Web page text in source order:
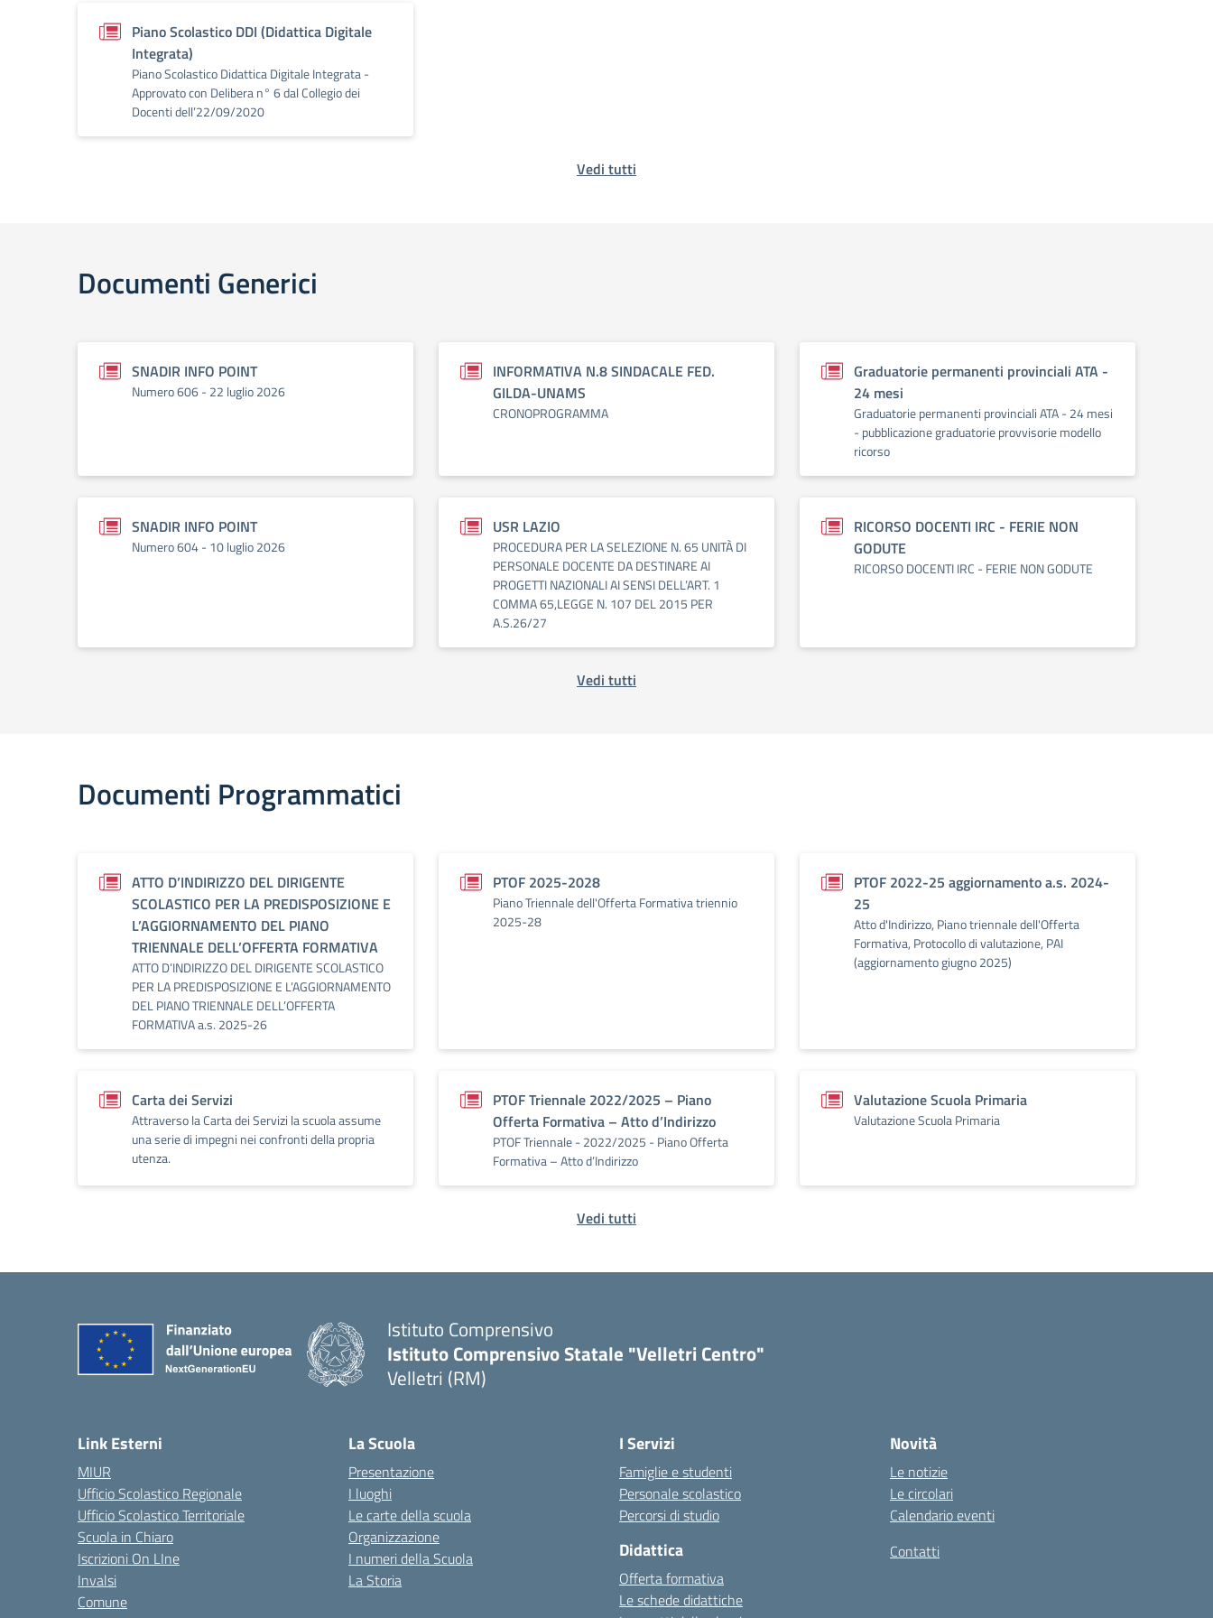
Piano Scolastico DDI (Didattica Digitale
Integrata)
Piano Scolastico Didattica Digitale Integrata -
Approvato con Delibera n° 6 dal Collegio dei
Docenti dell’22/09/2020
Vedi tutti
Documenti Generici
SNADIR INFO POINT
Numero 606 - 22 luglio 2026
INFORMATIVA N.8 SINDACALE FED.
GILDA-UNAMS
CRONOPROGRAMMA
Graduatorie permanenti provinciali ATA -
24 mesi
Graduatorie permanenti provinciali ATA - 24 mesi
- pubblicazione graduatorie provvisorie modello
ricorso
SNADIR INFO POINT
Numero 604 - 10 luglio 2026
USR LAZIO
PROCEDURA PER LA SELEZIONE N. 65 UNITÀ DI
PERSONALE DOCENTE DA DESTINARE AI
PROGETTI NAZIONALI AI SENSI DELL’ART. 1
COMMA 65,LEGGE N. 107 DEL 2015 PER
A.S.26/27
RICORSO DOCENTI IRC - FERIE NON
GODUTE
RICORSO DOCENTI IRC - FERIE NON GODUTE
Vedi tutti
Documenti Programmatici
ATTO D’INDIRIZZO DEL DIRIGENTE
SCOLASTICO PER LA PREDISPOSIZIONE E
L’AGGIORNAMENTO DEL PIANO
TRIENNALE DELL’OFFERTA FORMATIVA
ATTO D’INDIRIZZO DEL DIRIGENTE SCOLASTICO
PER LA PREDISPOSIZIONE E L’AGGIORNAMENTO
DEL PIANO TRIENNALE DELL’OFFERTA
FORMATIVA a.s. 2025-26
PTOF 2025-2028
Piano Triennale dell'Offerta Formativa triennio
2025-28
PTOF 2022-25 aggiornamento a.s. 2024-
25
Atto d'Indirizzo, Piano triennale dell'Offerta
Formativa, Protocollo di valutazione, PAI
(aggiornamento giugno 2025)
Carta dei Servizi
Attraverso la Carta dei Servizi la scuola assume
una serie di impegni nei confronti della propria
utenza.
PTOF Triennale 2022/2025 – Piano
Offerta Formativa – Atto d’Indirizzo
PTOF Triennale - 2022/2025 - Piano Offerta
Formativa – Atto d’Indirizzo
Valutazione Scuola Primaria
Valutazione Scuola Primaria
Vedi tutti
Istituto Comprensivo
Istituto Comprensivo Statale "Velletri Centro"
Velletri (RM)
Link Esterni
MIUR
Ufficio Scolastico Regionale
Ufficio Scolastico Territoriale
Scuola in Chiaro
Iscrizioni On LIne
Invalsi
Comune
La Scuola
Presentazione
I luoghi
Le carte della scuola
Organizzazione
I numeri della Scuola
La Storia
I Servizi
Famiglie e studenti
Personale scolastico
Percorsi di studio
Didattica
Offerta formativa
Le schede didattiche
Novità
Le notizie
Le circolari
Calendario eventi
Contatti